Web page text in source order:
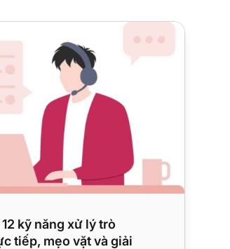
xử lý trò chuyện trực tiếp, mẹo vặt và
kỹ năng xử lý trò
tiếp, mẹo vặt và giải